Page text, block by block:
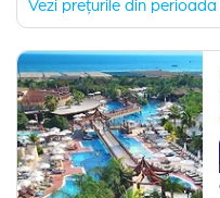
Vezi prețurile din